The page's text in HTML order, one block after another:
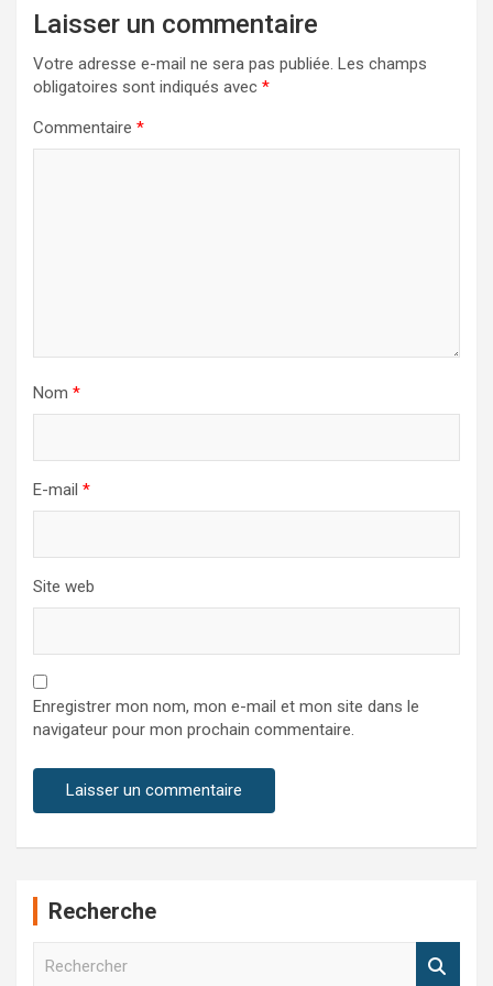
Laisser un commentaire
Votre adresse e-mail ne sera pas publiée. Les champs
obligatoires sont indiqués avec *
Commentaire *
Nom *
E-mail *
Site web
Enregistrer mon nom, mon e-mail et mon site dans le
navigateur pour mon prochain commentaire.
Recherche